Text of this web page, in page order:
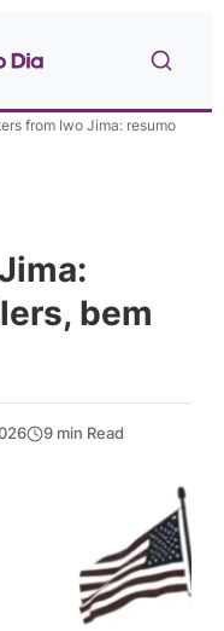
from Iwo Jima: resumo
bem
9 min Read